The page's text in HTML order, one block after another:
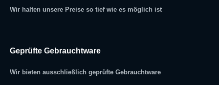
Wir halten unsere Preise so tief wie es möglich ist
Geprüfte Gebrauchtware
Wir bieten ausschließlich geprüfte Gebrauchtware